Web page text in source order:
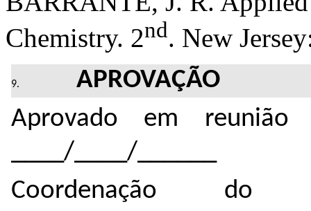
Chemistry. 2nd. New
APROVAÇÃO
Aprovado em reunião
____/____/______
Coordenação do